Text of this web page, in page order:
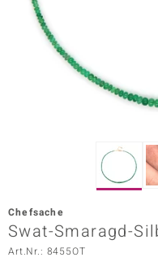
Edition
Vogue
Chefsache
Swat-Smaragd-
Art.Nr.: 8455OT